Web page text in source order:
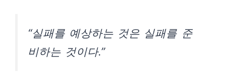
“실패를 예상하는 것은 실패를 준
비하는 것이다.”